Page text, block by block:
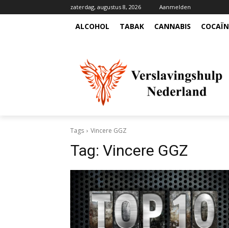
zaterdag, augustus 8, 2026 Aanmelden
ALCOHOL TABAK CANNABIS
Tags Vincere GGZ
Tag: Vincere GGZ